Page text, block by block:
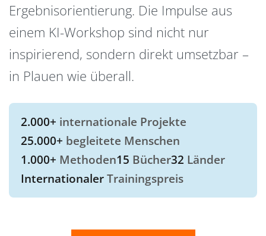
Ergebnisorientierung. Die Impulse aus
einem KI-Workshop sind nicht nur
inspirierend, sondern direkt umsetzbar –
in Plauen wie überall.
2.000+ internationale Projekte
25.000+ begleitete Menschen
1.000+ Methoden15 Bücher32 Länder
InternationalerTrainingspreis